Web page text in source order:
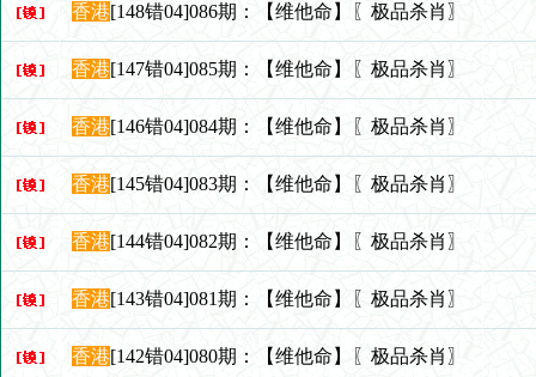
香港[148错04]086期：【维他命】〖极品杀肖〗
香港[147错04]085期：【维他命】〖极品杀肖〗
香港[146错04]084期：【维他命】〖极品杀肖〗
香港[145错04]083期：【维他命】〖极品杀肖〗
香港[144错04]082期：【维他命】〖极品杀肖〗
香港[143错04]081期：【维他命】〖极品杀肖〗
香港[142错04]080期：【维他命】〖极品杀肖〗